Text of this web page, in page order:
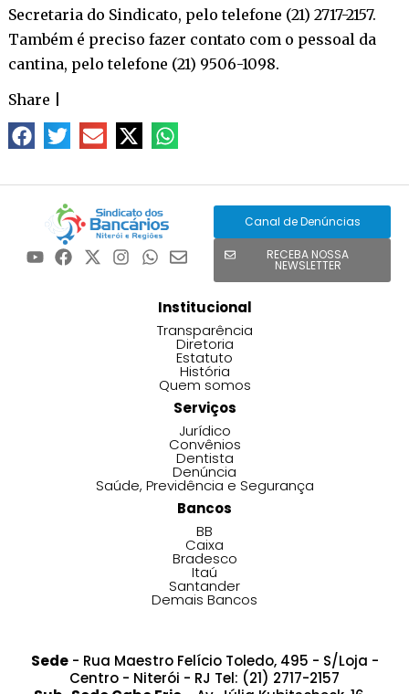
Secretaria do Sindicato, pelo telefone (21) 2717-2157.
Também é preciso fazer contato com o pessoal da
cantina, pelo telefone (21) 9506-1098.
Share
Canal de Denúncias
RECEBA NOSSA
NEWSLETTER
Institucional
Transparência
Diretoria
Estatuto
História
Quem somos
Serviços
Jurídico
Convênios
Dentista
Denúncia
Saúde, Previdência e Segurança
Bancos
BB
Caixa
Bradesco
Itaú
Santander
Demais Bancos
Sede- Rua Maestro Felício Toledo, 495 - S/Loja -
Centro - Niterói - RJ Tel: (21) 2717-2157